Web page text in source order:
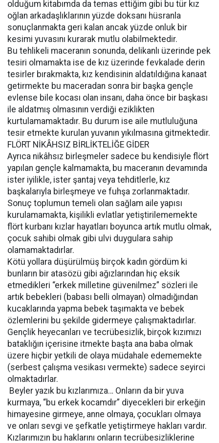
olduğum kitabımda da temas ettiğim gibi bu tür kız
oğlan arkadaşlıklarının yüzde doksanı hüsranla
sonuçlanmakta geri kalan ancak yüzde onluk bir
kesimi yuvasını kurarak mutlu olabilmektedir.
Bu tehlikeli maceranın sonunda, delikanlı üzerinde pek
tesiri olmamakta ise de kız üzerinde fevkalade derin
tesirler bırakmakta, kız kendisinin aldatıldığına kanaat
getirmekte bu maceradan sonra bir başka gençle
evlense bile kocası olan insanı, daha önce bir başkası
ile aldatmış olmasının verdiği eziklikten
kurtulamamaktadır. Bu durum ise aile mutluluğuna
tesir etmekte kurulan yuvanın yıkılmasına gitmektedir.
FLÖRT NİKÂHSIZ BİRLİKTELİĞE GİDER
Ayrıca nikâhsız birleşmeler sadece bu kendisiyle flört
yapılan gençle kalmamakta, bu maceranın devamında
ister iyilikle, ister şantaj veya tehditlerle, kız
başkalarıyla birleşmeye ve fuhşa zorlanmaktadır.
Sonuç toplumun temeli olan sağlam aile yapısı
kurulamamakta, kişilikli evlatlar yetiştirilememekte
flört kurbanı kızlar hayatları boyunca artık mutlu olmak,
çocuk sahibi olmak gibi ulvi duygulara sahip
olamamaktadırlar.
Kötü yollara düşürülmüş birçok kadın gördüm ki
bunların bir atasözü gibi ağızlarından hiç eksik
etmedikleri “erkek milletine güvenilmez” sözleri ile
artık bebekleri (babası belli olmayan) olmadığından
kucaklarında yapma bebek taşımakta ve bebek
özlemlerini bu şekilde gidermeye çalışmaktadırlar.
Gençlik heyecanları ve tecrübesizlik, birçok kızımızı
bataklığın içerisine itmekte başta ana baba olmak
üzere hiçbir yetkili de olaya müdahale edememekte
(serbest çalışma vesikası vermekte) sadece seyirci
olmaktadırlar.
Beyler yazık bu kızlarımıza… Onların da bir yuva
kurmaya, “bu erkek kocamdır” diyecekleri bir erkeğin
himayesine girmeye, anne olmaya, çocukları olmaya
ve onları sevgi ve şefkatle yetiştirmeye hakları vardır.
Kızlarımızın bu haklarını onların tecrübesizliklerine